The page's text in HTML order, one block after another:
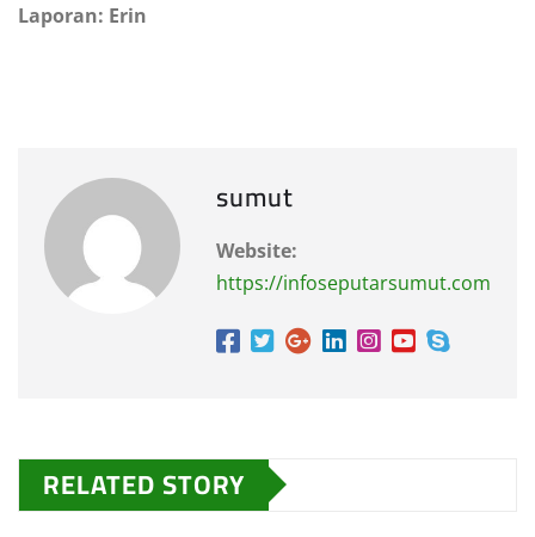
Laporan: Erin
sumut
Website:
https://infoseputarsumut.com
RELATED STORY